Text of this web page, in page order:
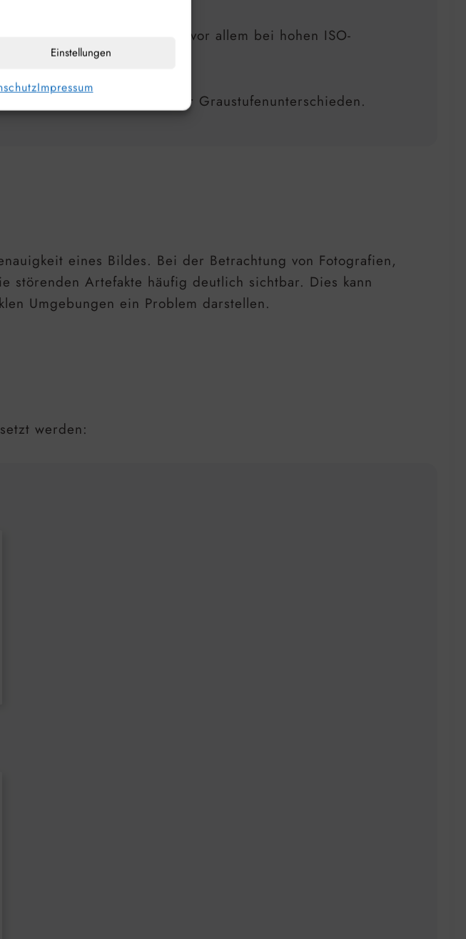
Einstellungen
Impressum
Flächen auftreten und vor allem bei hohen ISO-
in der Form von Korn oder Graustufenunterschieden.
eines Bildes. Bei der Betrachtung von Fotografien,
Artefakte häufig deutlich sichtbar. Dies kann
Umgebungen ein Problem darstellen.
werden: